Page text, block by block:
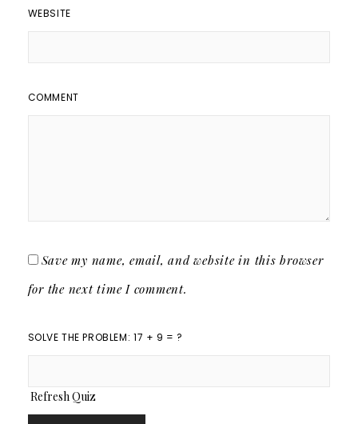
WEBSITE
COMMENT
Save my name, email, and website in this browser
for the next time I comment.
SOLVE THE PROBLEM: 17 + 9 = ?
Refresh Quiz